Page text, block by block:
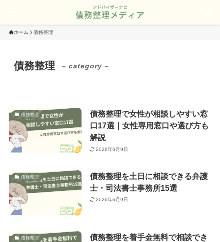
ホーム 債務整理
債務整理 – category –
債務整理
債務整理で女性が相談しやすい窓
口17選｜女性専用窓口や選び方も
解説
2026年6月9日
債務整理
債務整理を土日に相談できる弁護
士・司法書士事務所15選
2026年6月9日
債務整理
債務整理を着手金無料で相談でき